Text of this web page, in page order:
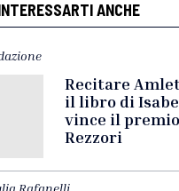
ANCHE
Recitare
il libro di
vince il
Rezzori